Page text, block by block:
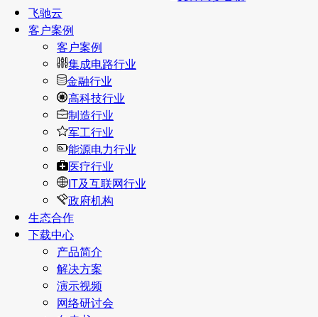
飞驰云
客户案例
客户案例
集成电路行业
金融行业
高科技行业
制造行业
军工行业
能源电力行业
医疗行业
IT及互联网行业
政府机构
生态合作
下载中心
产品简介
解决方案
演示视频
网络研讨会